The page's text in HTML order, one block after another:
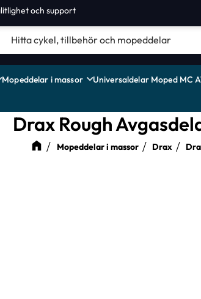
och support
Mopeddelar i massor Universaldelar Moped MC
Drax Rough
Mopeddelar i massor Drax